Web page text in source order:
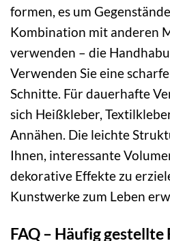
formen, es um
Kombination mit anderen
verwenden – die
Verwenden Sie eine
Schnitte. Für dauerhafte
sich Heißkleber,
Annähen. Die leichte
Ihnen, interessante
dekorative Effekte zu
Kunstwerke zum Leben
FAQ – Häufig gestellte